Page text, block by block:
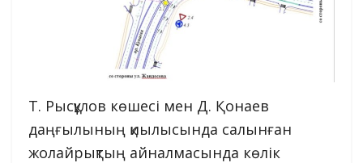
Т. Рысқұлов көшесі мен Д. Қонаев
даңғылының қиылысында салынған
жолайрықтың айналмасында көлік